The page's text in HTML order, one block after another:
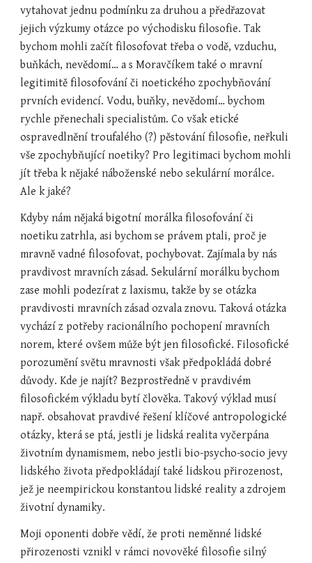
vytahovat jednu podmínku za druhou a předřazovat
jejich výzkumy otázce po východisku filosofie. Tak
bychom mohli začít filosofovat třeba o vodě, vzduchu,
buňkách, nevědomí… a s Moravčíkem také o mravní
legitimitě filosofování či noetického zpochybňování
prvních evidencí. Vodu, buňky, nevědomí… bychom
rychle přenechali specialistům. Co však etické
ospravedlnění troufalého (?) pěstování filosofie, neřkuli
vše zpochybňující noetiky? Pro legitimaci bychom mohli
jít třeba k nějaké náboženské nebo sekulární morálce.
Ale k jaké?
Kdyby nám nějaká bigotní morálka filosofování či
noetiku zatrhla, asi bychom se právem ptali, proč je
mravně vadné filosofovat, pochybovat. Zajímala by nás
pravdivost mravních zásad. Sekulární morálku bychom
zase mohli podezírat z laxismu, takže by se otázka
pravdivosti mravních zásad ozvala znovu. Taková otázka
vychází z potřeby racionálního pochopení mravních
norem, které ovšem může být jen filosofické. Filosofické
porozumění světu mravnosti však předpokládá dobré
důvody. Kde je najít? Bezprostředně v pravdivém
filosofickém výkladu bytí člověka. Takový výklad musí
např. obsahovat pravdivé řešení klíčové antropologické
otázky, která se ptá, jestli je lidská realita vyčerpána
životním dynamismem, nebo jestli bio-psycho-socio jevy
lidského života předpokládají také lidskou přirozenost,
jež je neempirickou konstantou lidské reality a zdrojem
životní dynamiky.
Moji oponenti dobře vědí, že proti neměnné lidské
přirozenosti vznikl v rámci novověké filosofie silný